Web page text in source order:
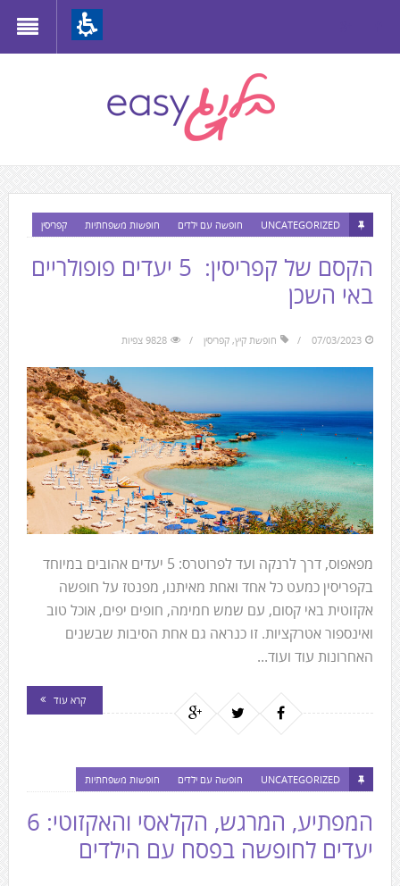
to
move
to
the
main
Content
התוכן
המרכזי,
You
can
press
Enter
to
skip
to
the
next
area
UNCATEGORIZED חופשה עם ילדים חופשות משפחתיות קפריסין
הקסם של קפריסין: 5 יעדים פופולריים
באי השכן
07/03/2023 חופשת קיץ, קפריסין 9828 צפיות
מפאפוס, דרך לרנקה ועד לפרוטרס: 5 יעדים אהובים במיוחד
בקפריסין כמעט כל אחד ואחת מאיתנו, מפנטז על חופשה
אקזוטית באי קסום, עם שמש חמימה, חופים יפים, אוכל טוב
ואינספור אטרקציות. זו כנראה גם אחת הסיבות שבשנים
האחרונות עוד ועוד...
קרא עוד
UNCATEGORIZED חופשה עם ילדים חופשות משפחתיות
המפתיע, המרגש, הקלאסי והאקזוטי: 6
יעדים לחופשה בפסח עם הילדים